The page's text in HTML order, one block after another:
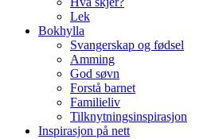
Lek
Bokhylla
Svangerskap og fødsel
Amming
God søvn
Forstå barnet
Familieliv
Tilknytningsinspirasjon
Inspirasjon på nett